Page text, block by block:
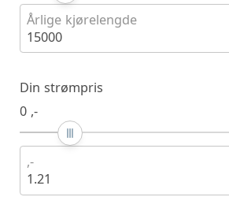
Årlige kjørelengde
15000
Din strømpris
0 ,-
,-
1.21